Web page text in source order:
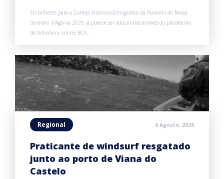
Os bilhetes para o Cortejo Histórico-Etnográfico da Romaria de Nossa
Senhora d’Agonia 2026 já podem ser adquiridos através da plataforma
de bilheteira online BOL.
Regional 6 Agosto, 2026
Praticante de windsurf resgatado
junto ao porto de Viana do
Castelo